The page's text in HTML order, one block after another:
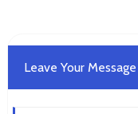
Leave Your Message